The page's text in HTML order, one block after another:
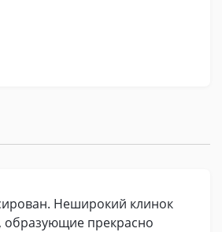
Неширокий клинок
прекрасно